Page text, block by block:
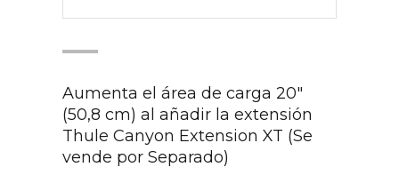
Aumenta el área de carga 20"
(50,8 cm) al añadir la extensión
Thule Canyon Extension XT (Se
vende por Separado)